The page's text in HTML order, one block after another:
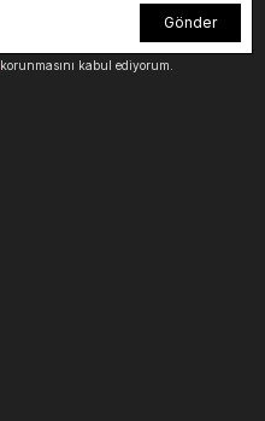
Gönder
korunmasını kabul ediyorum.